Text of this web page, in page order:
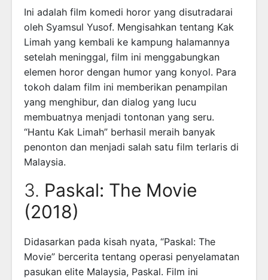
Ini adalah film komedi horor yang disutradarai
oleh Syamsul Yusof. Mengisahkan tentang Kak
Limah yang kembali ke kampung halamannya
setelah meninggal, film ini menggabungkan
elemen horor dengan humor yang konyol. Para
tokoh dalam film ini memberikan penampilan
yang menghibur, dan dialog yang lucu
membuatnya menjadi tontonan yang seru.
“Hantu Kak Limah” berhasil meraih banyak
penonton dan menjadi salah satu film terlaris di
Malaysia.
3. Paskal: The Movie
(2018)
Didasarkan pada kisah nyata, “Paskal: The
Movie” bercerita tentang operasi penyelamatan
pasukan elite Malaysia, Paskal. Film ini